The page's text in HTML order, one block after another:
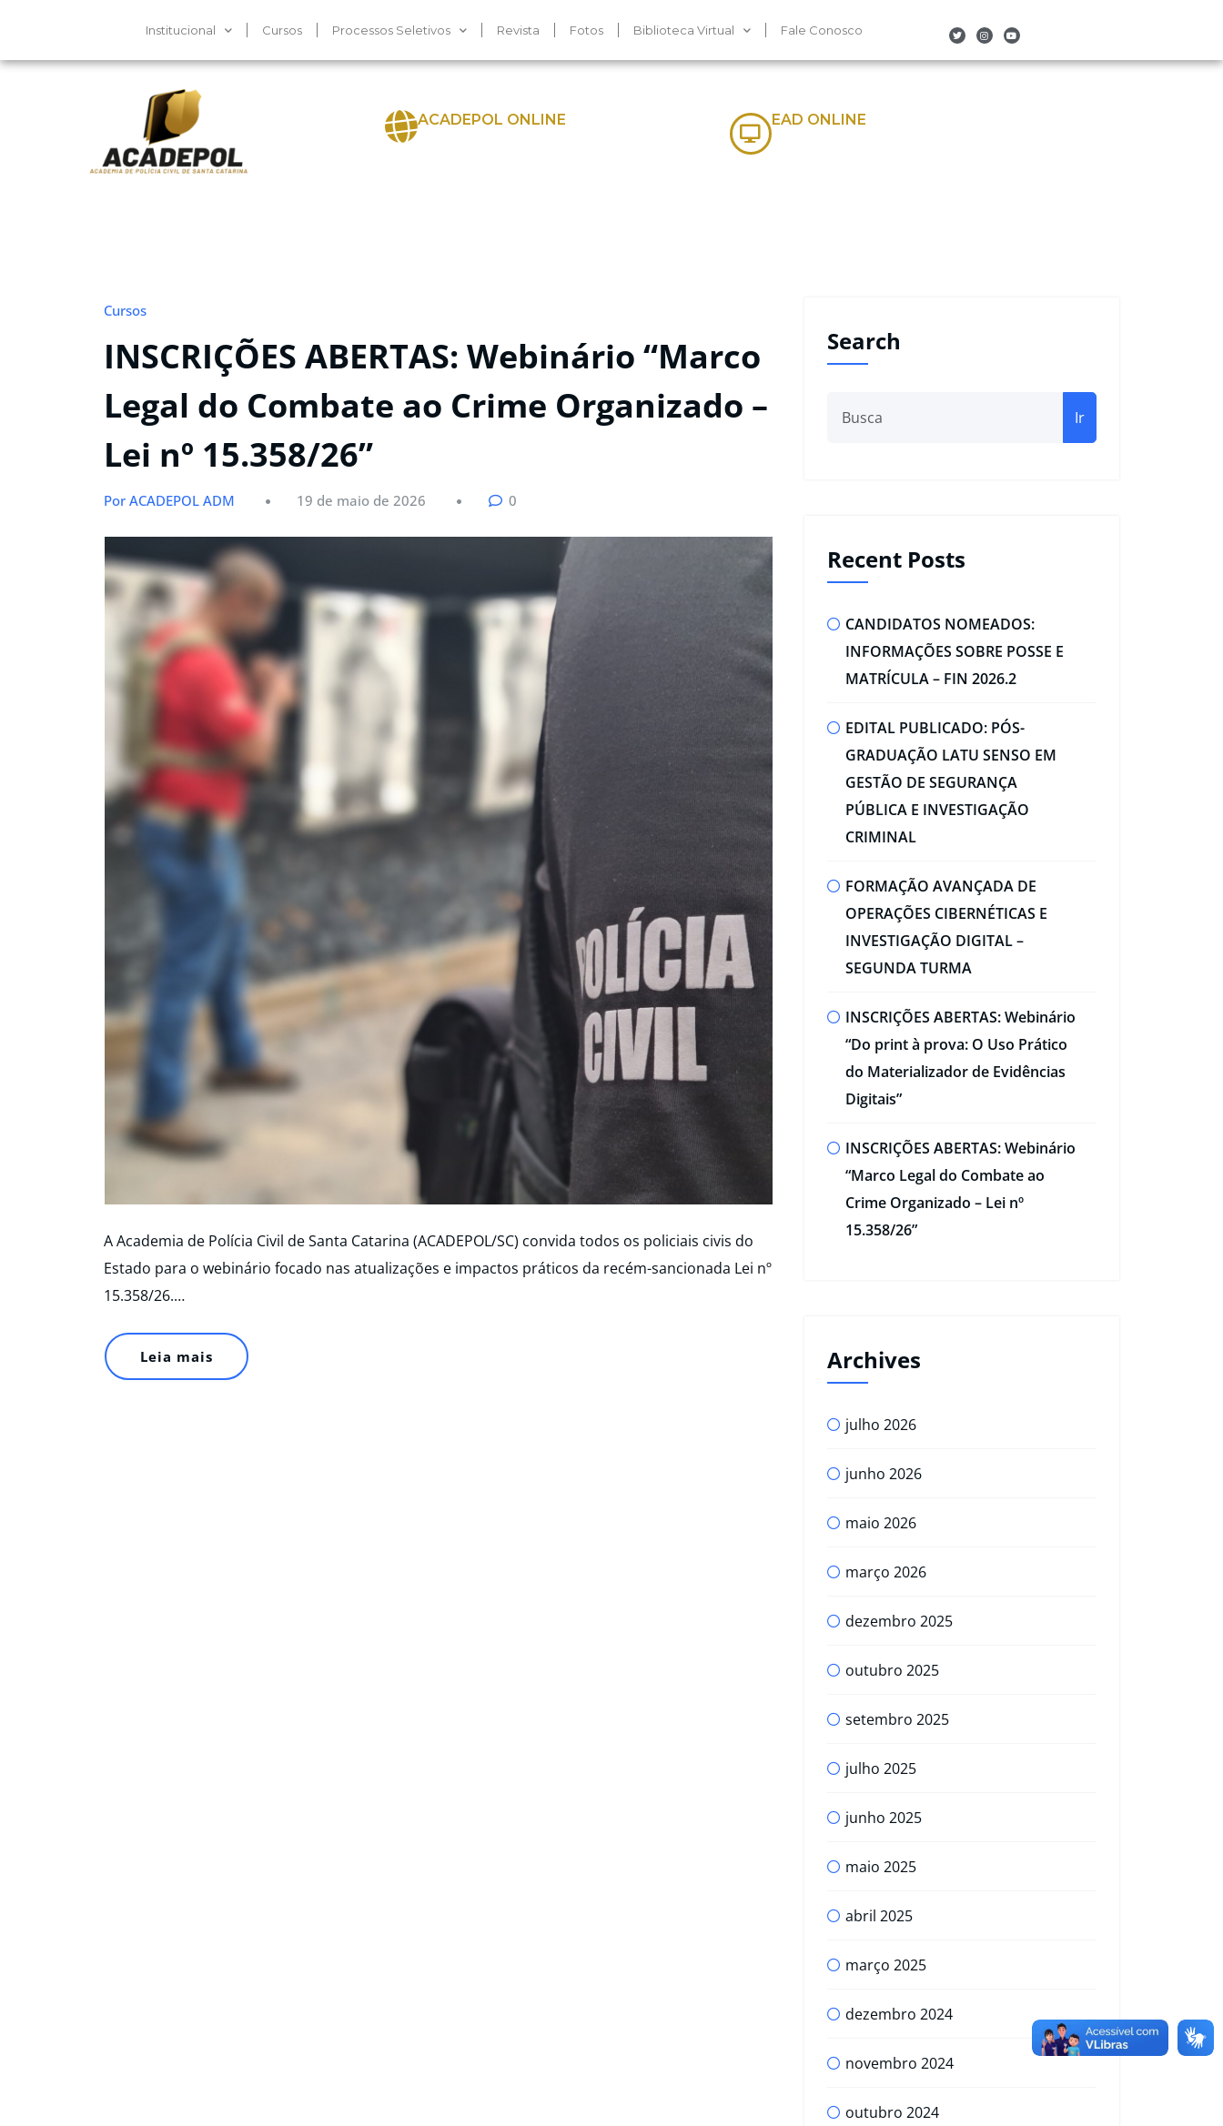
Institucional Cursos Processos Seletivos Revista Fotos Biblioteca Virtual Fale Conosco
ACADEPOL ONLINE EAD ONLINE
Cursos
INSCRIÇÕES ABERTAS: Webinário “Marco
Legal do Combate ao Crime Organizado –
Lei nº 15.358/26”
Por ACADEPOL ADM 19 de maio de 2026 0
A Academia de Polícia Civil de Santa Catarina (ACADEPOL/SC) convida todos os policiais civis do
Estado para o webinário focado nas atualizações e impactos práticos da recém-sancionada Lei nº
15.358/26.…
Leia mais
Search
Ir
Recent Posts
CANDIDATOS NOMEADOS:
INFORMAÇÕES SOBRE POSSE E
MATRÍCULA – FIN 2026.2
EDITAL PUBLICADO: PÓS-
GRADUAÇÃO LATU SENSO EM
GESTÃO DE SEGURANÇA
PÚBLICA E INVESTIGAÇÃO
CRIMINAL​
FORMAÇÃO AVANÇADA DE
OPERAÇÕES CIBERNÉTICAS E
INVESTIGAÇÃO DIGITAL –
SEGUNDA TURMA​
INSCRIÇÕES ABERTAS: Webinário
“Do print à prova: O Uso Prático
do Materializador de Evidências
Digitais”​
INSCRIÇÕES ABERTAS: Webinário
“Marco Legal do Combate ao
Crime Organizado – Lei nº
15.358/26”
Archives
julho 2026
junho 2026
maio 2026
março 2026
dezembro 2025
outubro 2025
setembro 2025
julho 2025
junho 2025
maio 2025
abril 2025
março 2025
dezembro 2024
novembro 2024
outubro 2024